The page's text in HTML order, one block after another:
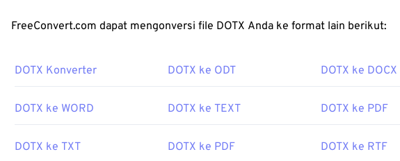
FreeConvert.com dapat mengonversi file DOTX Anda ke format lain berikut:
DOTX Konverter DOTX ke ODT DOTX ke DOCX
DOTX ke WORD DOTX ke TEXT DOTX ke PDF
DOTX ke TXT DOTX ke PDF DOTX ke RTF